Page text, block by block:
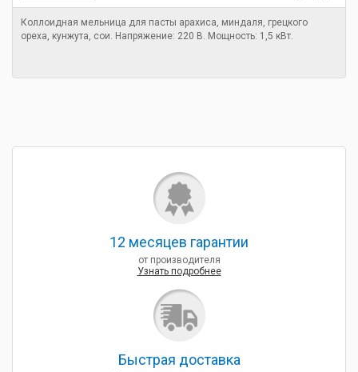
Коллоидная мельница для пасты арахиса, миндаля, грецкого
ореха, кунжута, сои. Напряжение: 220 В. Мощность: 1,5 кВт.
12 месяцев гарантии
от производителя
Узнать подробнее
Быcтрая доставка